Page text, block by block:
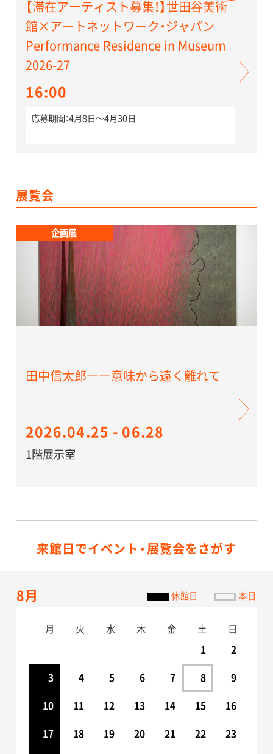
【滞在アーティスト募集！】世田谷美術
館×アートネットワーク・ジャパン
Performance Residence in Museum
2026-27
16:00
応募期間：4月8日〜4月30日
展覧会
企画展
田中信太郎――意味から遠く離れて
2026.04.25 - 06.28
1階展示室
来館日でイベント・展覧会をさがす
8月 休館日 本日
月 火 水 木 金 土 日
1 2
3 4 5 6 7 8 9
10 11 12 13 14 15 16
17 18 19 20 21 22 23